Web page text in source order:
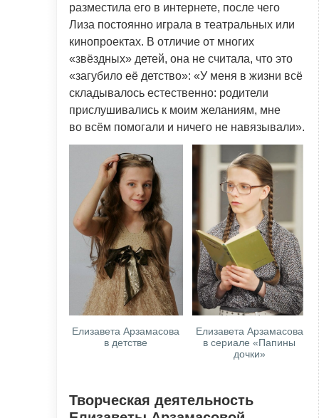
разместила его в интернете, после чего
Лиза постоянно играла в театральных или
кинопроектах. В отличие от многих
«звёздных» детей, она не считала, что это
«загубило её детство»: «У меня в жизни всё
складывалось естественно: родители
прислушивались к моим желаниям, мне
во всём помогали и ничего не навязывали».
Елизавета Арзамасова
в детстве
Елизавета Арзамасова
в сериале «Папины
дочки»
Творческая деятельность